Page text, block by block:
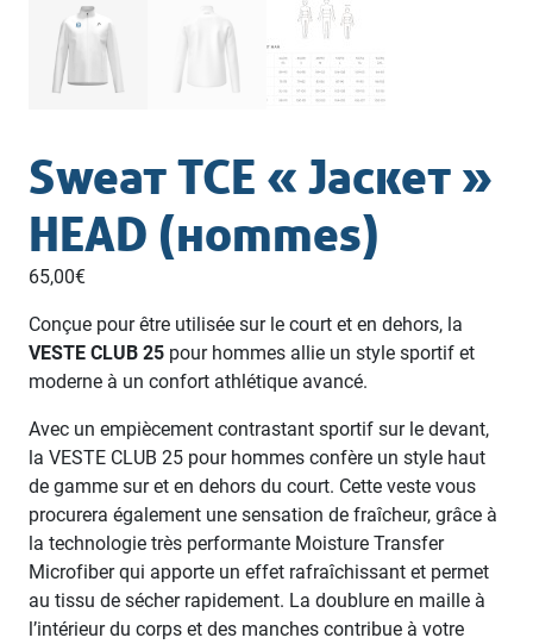
Sweat TCE « Jacket »
HEAD (hommes)
65,00€
Conçue pour être utilisée sur le court et en dehors, la
VESTE CLUB 25 pour hommes allie un style sportif et
moderne à un confort athlétique avancé.
Avec un empiècement contrastant sportif sur le devant,
la VESTE CLUB 25 pour hommes confère un style haut
de gamme sur et en dehors du court. Cette veste vous
procurera également une sensation de fraîcheur, grâce à
la technologie très performante Moisture Transfer
Microfiber qui apporte un effet rafraîchissant et permet
au tissu de sécher rapidement. La doublure en maille à
l’intérieur du corps et des manches contribue à votre